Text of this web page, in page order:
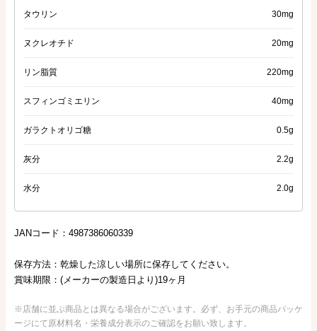
タウリン 30mg
ヌクレオチド 20mg
リン脂質 220mg
スフィンゴミエリン 40mg
ガラクトオリゴ糖 0.5g
灰分 2.2g
水分 2.0g
JANコード：4987386060339
保存方法：乾燥した涼しい場所に保存してください。
賞味期限：(メーカーの製造日より)19ヶ月
※店舗に並ぶ商品とは異なる場合がございます。必ず、お手元の商品パッケ
ージにて原材料名・栄養成分表示のご確認をお願い致します。